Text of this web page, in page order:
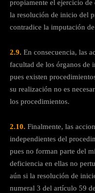
propiamente el ejercicio
la resolución de inicio del
contradice la imputación
2.9. En consecuencia, las
facultad de los órganos de
pues existen
su realización no es
los procedimientos.
2.10. Finalmente, las
independientes del
pues no forman parte del
deficiencia en ellas no
aún si la resolución de
numeral 3 del artículo 59